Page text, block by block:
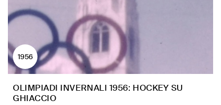
1956
OLIMPIADI INVERNALI 1956: HOCKEY SU
GHIACCIO